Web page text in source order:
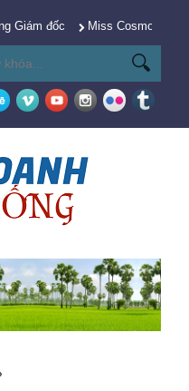
Giám đốc Miss Cosmo 2025